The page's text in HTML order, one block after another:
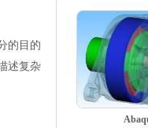
的目的
述复杂